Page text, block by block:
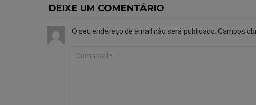
DEIXE UM COMENTÁRIO
O seu endereço de email não será publicado. Campos